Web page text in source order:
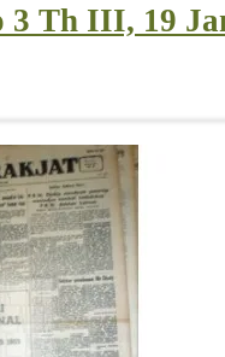
3 Th III, 19